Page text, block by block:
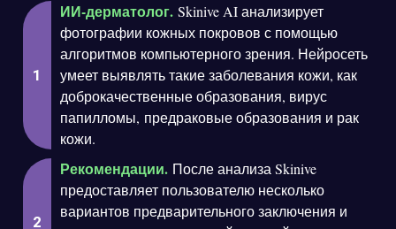
ИИ-дерматолог. Skinive AI анализирует
фотографии кожных покровов с помощью
алгоритмов компьютерного зрения. Нейросеть
умеет выявлять такие заболевания кожи, как
доброкачественные образования, вирус
папилломы, предраковые образования и рак
кожи.
Рекомендации. После анализа Skinive
предоставляет пользователю несколько
вариантов предварительного заключения и